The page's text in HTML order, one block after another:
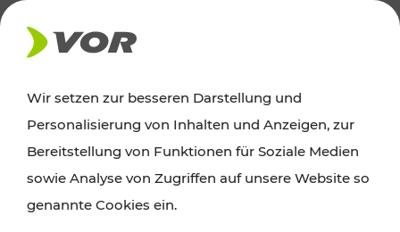
AKTUELLES
News
Alle wichtigen Meldungen zu Fahrplanänderungen,
Wir setzen zur besseren Darstellung und
Personalisierung von Inhalten und Anzeigen, zur
Bereitstellung von Funktionen für Soziale Medien
sowie Analyse von Zugriffen auf unsere Website so
genannte Cookies ein.